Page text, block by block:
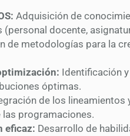
Adquisición de
docente,
de metodologías para la
Identificación
óptimas.
de los lineamientos
programaciones.
eficaz: Desarrollo de